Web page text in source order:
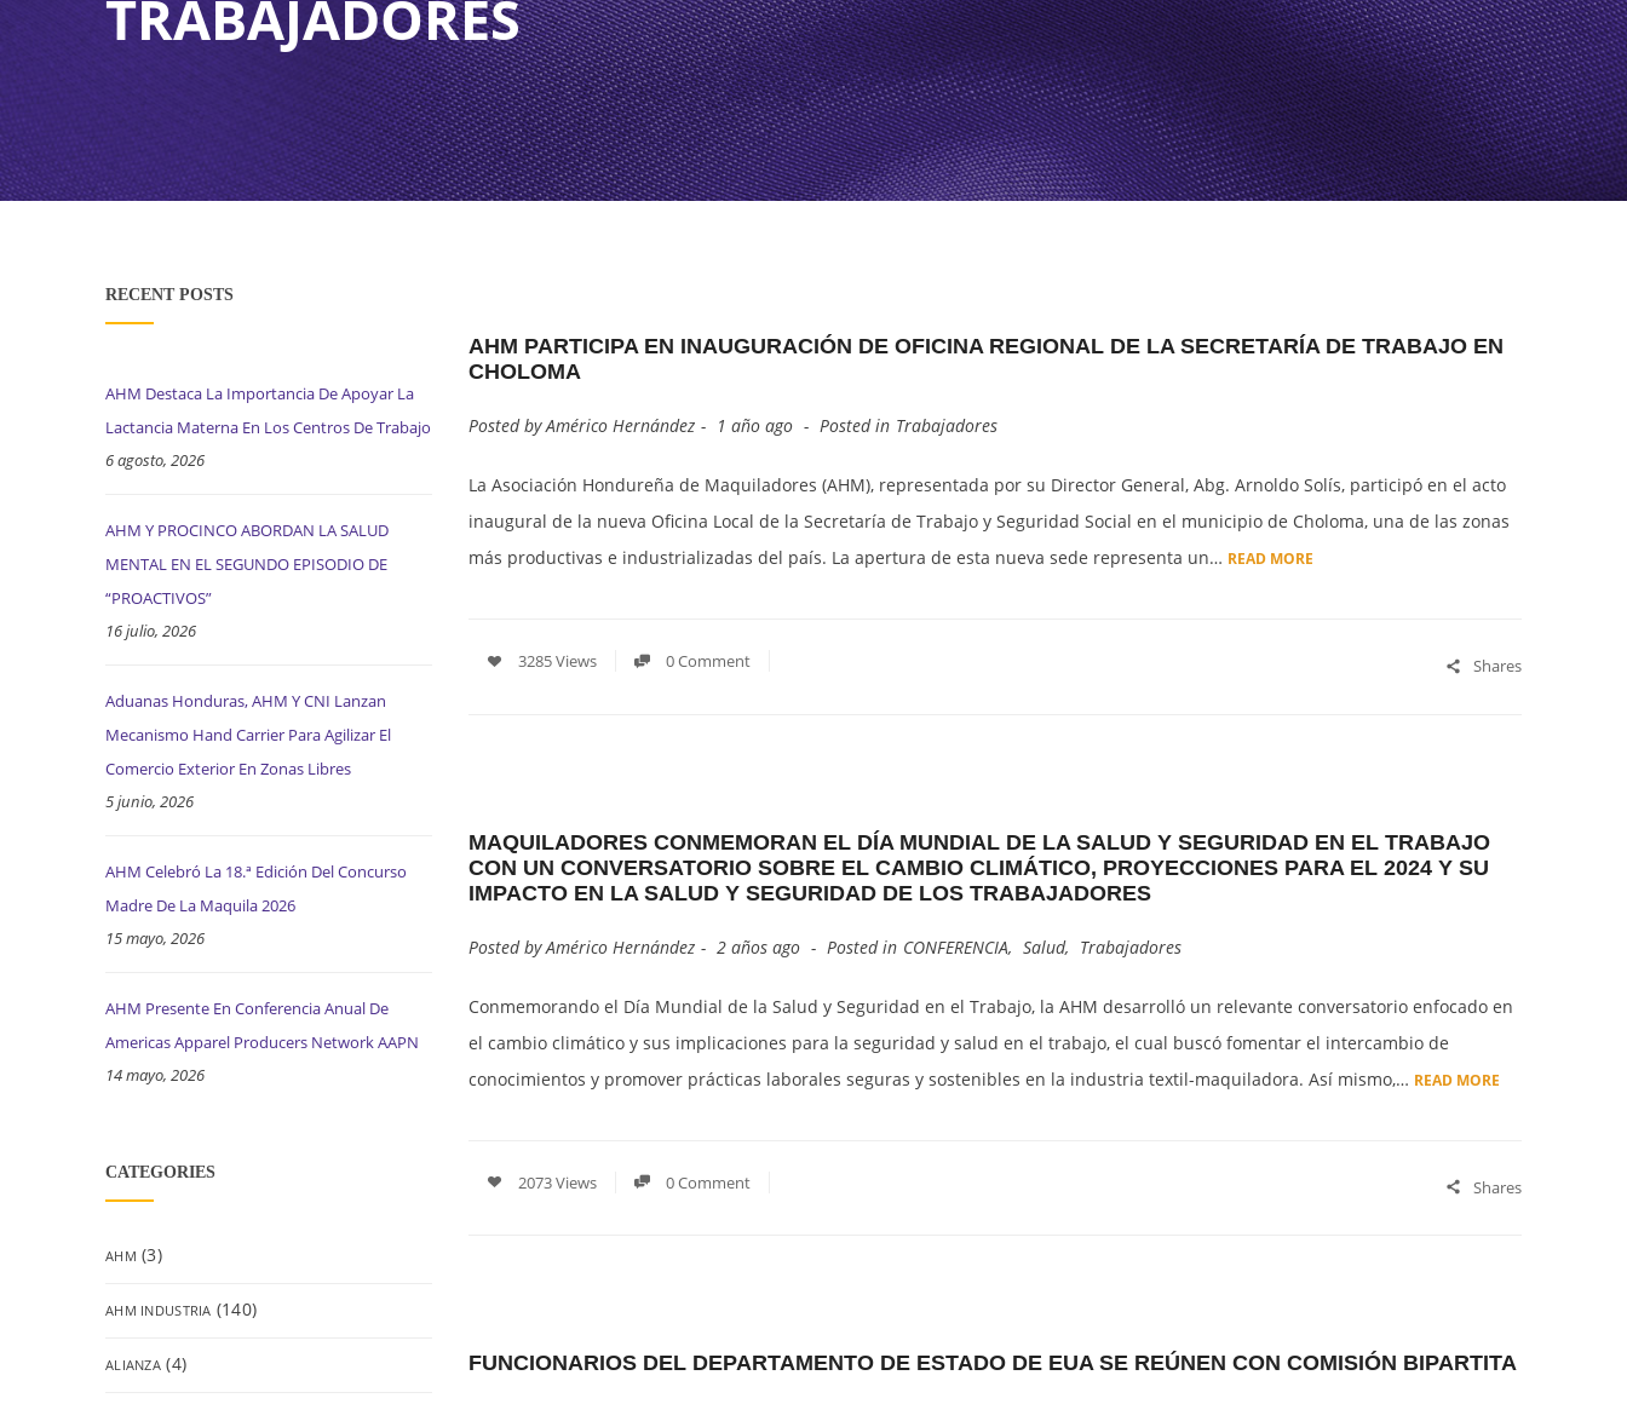
ASISTENCIA PSICOLÓGICA
CAPACITACIÓN EN EL TEMA
RECURSOS VIRTUALES COMITÉ DE GENERO – COHEP
STABLE LEGAL FRAMEWORK
OPERATING COSTS
HIGHLY-QUALIFIED WORKFORCE
FREE TRADE AGREEMENTS
INHDELVA
ZOLI AMERICA
ALTIA SMART CITY
ZIP CALPULES
ZIP BUENA VISTA
ZIP BUFALO
SOCIAL COMPLIANCE UNIT PROCINCO (TRAINING UNIT)
HEALTH AND OCCUPATIONAL SAFETY (SSO)
OUR INDUSTRY’S HISTORY OUR ORGANIZATION
OUR BOARD OF DIRECTORS VIDEOS
BRANDSITE CONTACT US
TRABAJADORES
RECENT POSTS
AHM Destaca La Importancia De Apoyar La
Lactancia Materna En Los Centros De Trabajo
6 agosto, 2026
AHM Y PROCINCO ABORDAN LA SALUD
MENTAL EN EL SEGUNDO EPISODIO DE
“PROACTIVOS”
16 julio, 2026
Aduanas Honduras, AHM Y CNI Lanzan
Mecanismo Hand Carrier Para Agilizar El
Comercio Exterior En Zonas Libres
5 junio, 2026
AHM Celebró La 18.ª Edición Del Concurso
Madre De La Maquila 2026
15 mayo, 2026
AHM Presente En Conferencia Anual De
Americas Apparel Producers Network AAPN
14 mayo, 2026
CATEGORIES
AHM (3)
AHM INDUSTRIA (140)
ALIANZA(4)
AHM PARTICIPA EN INAUGURACIÓN DE OFICINA REGIONAL DE LA SECRETARÍA DE TRABAJO EN
CHOLOMA
Posted byAmérico Hernández 1 año ago Posted in Trabajadores
La Asociación Hondureña de Maquiladores (AHM), representada por su Director General, Abg. Arnoldo Solís, participó en el acto
inaugural de la nueva Oficina Local de la Secretaría de Trabajo y Seguridad Social en el municipio de Choloma, una de las zonas
más productivas e industrializadas del país. La apertura de esta nueva sede representa un… READ MORE
3285 Views 0 Comment Shares
MAQUILADORES CONMEMORAN EL DÍA MUNDIAL DE LA SALUD Y SEGURIDAD EN EL TRABAJO
CON UN CONVERSATORIO SOBRE EL CAMBIO CLIMÁTICO, PROYECCIONES PARA EL 2024 Y SU
IMPACTO EN LA SALUD Y SEGURIDAD DE LOS TRABAJADORES
Posted byAmérico Hernández 2 años ago Posted in CONFERENCIA, Salud, Trabajadores
Conmemorando el Día Mundial de la Salud y Seguridad en el Trabajo, la AHM desarrolló un relevante conversatorio enfocado en
el cambio climático y sus implicaciones para la seguridad y salud en el trabajo, el cual buscó fomentar el intercambio de
conocimientos y promover prácticas laborales seguras y sostenibles en la industria textil-maquiladora. Así mismo,… READ MORE
2073 Views 0 Comment Shares
FUNCIONARIOS DEL DEPARTAMENTO DE ESTADO DE EUA SE REÚNEN CON COMISIÓN BIPARTITA